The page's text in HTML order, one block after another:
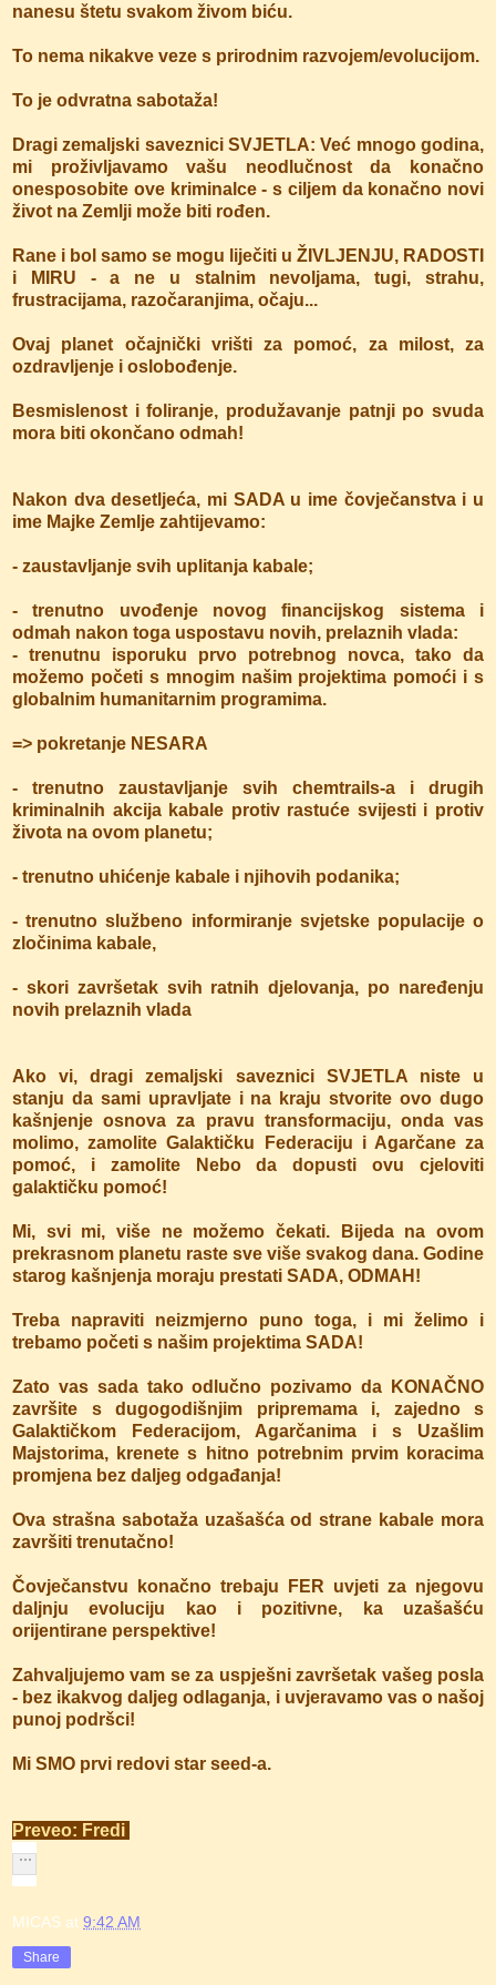
nanesu štetu svakom živom biću.
To nema nikakve veze s prirodnim razvojem/evolucijom.
To je odvratna sabotaža!
Dragi zemaljski saveznici SVJETLA: Već mnogo godina,
mi proživljavamo vašu neodlučnost da konačno
onesposobite ove kriminalce - s ciljem da konačno novi
život na Zemlji može biti rođen.
Rane i bol samo se mogu liječiti u ŽIVLJENJU, RADOSTI
i MIRU - a ne u stalnim nevoljama, tugi, strahu,
frustracijama, razočaranjima, očaju...
Ovaj planet očajnički vrišti za pomoć, za milost, za
ozdravljenje i oslobođenje.
Besmislenost i foliranje, produžavanje patnji po svuda
mora biti okončano odmah!
Nakon dva desetljeća, mi SADA u ime čovječanstva i u
ime Majke Zemlje zahtijevamo:
- zaustavljanje svih uplitanja kabale;
- trenutno uvođenje novog financijskog sistema i
odmah nakon toga uspostavu novih, prelaznih vlada:
- trenutnu isporuku prvo potrebnog novca, tako da
možemo početi s mnogim našim projektima pomoći i s
globalnim humanitarnim programima.
=> pokretanje NESARA
- trenutno zaustavljanje svih chemtrails-a i drugih
kriminalnih akcija kabale protiv rastuće svijesti i protiv
života na ovom planetu;
- trenutno uhićenje kabale i njihovih podanika;
- trenutno službeno informiranje svjetske populacije o
zločinima kabale,
- skori završetak svih ratnih djelovanja, po naređenju
novih prelaznih vlada
Ako vi, dragi zemaljski saveznici SVJETLA niste u
stanju da sami upravljate i na kraju stvorite ovo dugo
kašnjenje osnova za pravu transformaciju, onda vas
molimo, zamolite Galaktičku Federaciju i Agarčane za
pomoć, i zamolite Nebo da dopusti ovu cjeloviti
galaktičku pomoć!
Mi, svi mi, više ne možemo čekati. Bijeda na ovom
prekrasnom planetu raste sve više svakog dana. Godine
starog kašnjenja moraju prestati SADA, ODMAH!
Treba napraviti neizmjerno puno toga, i mi želimo i
trebamo početi s našim projektima SADA!
Zato vas sada tako odlučno pozivamo da KONAČNO
završite s dugogodišnjim pripremama i, zajedno s
Galaktičkom Federacijom, Agarčanima i s Uzašlim
Majstorima, krenete s hitno potrebnim prvim koracima
promjena bez daljeg odgađanja!
Ova strašna sabotaža uzašašća od strane kabale mora
završiti trenutačno!
Čovječanstvu konačno trebaju FER uvjeti za njegovu
daljnju evoluciju kao i pozitivne, ka uzašašću
orijentirane perspektive!
Zahvaljujemo vam se za uspješni završetak vašeg posla
- bez ikakvog daljeg odlaganja, i uvjeravamo vas o našoj
punoj podršci!
Mi SMO prvi redovi star seed-a.
Preveo: Fredi
MICAS at 9:42 AM
Share